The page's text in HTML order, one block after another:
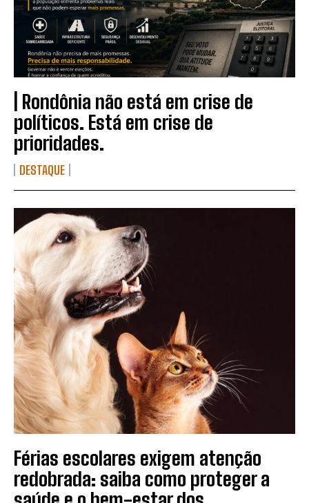
| Rondônia não está em crise de
políticos. Está em crise de
prioridades.
DESTAQUE
Férias escolares exigem atenção
redobrada: saiba como proteger a